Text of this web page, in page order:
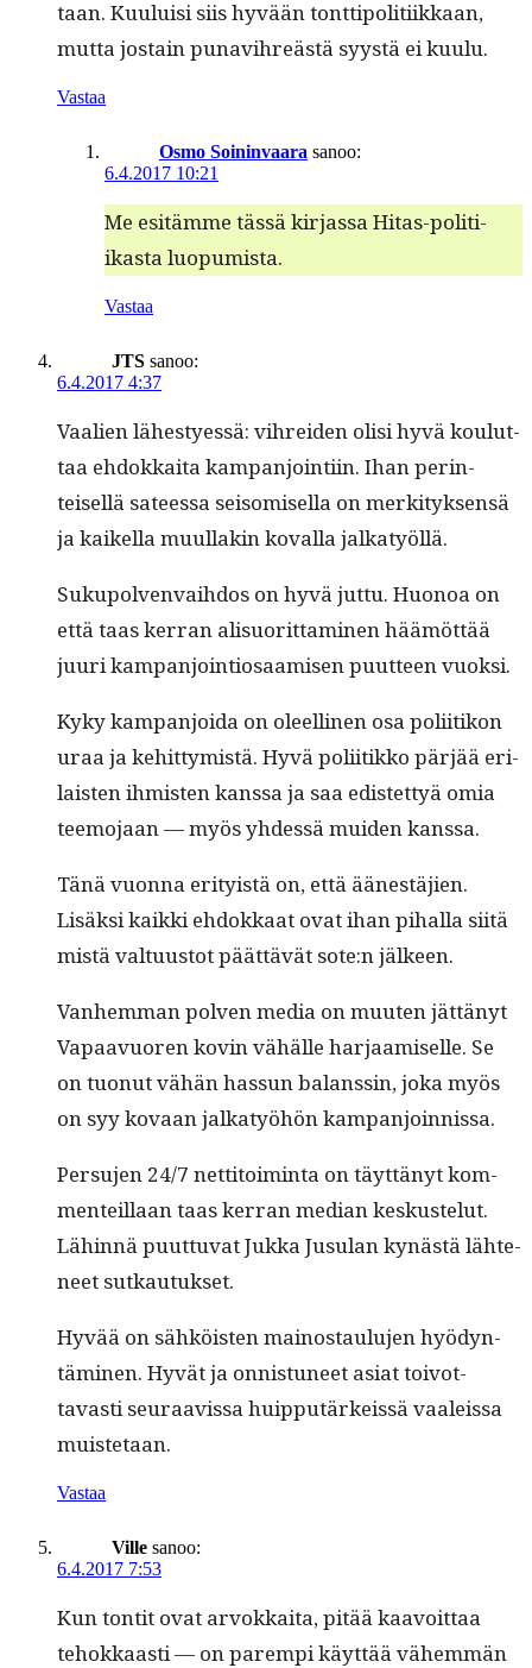
taan. Kuu­luisi siis hyvään tont­tipoli­ti­ikkaan,
mut­ta jostain punav­ihreästä syys­tä ei kuulu.
Vastaa
Osmo Soininvaara sanoo:
6.4.2017 10:21
Me esitämme tässä kir­jas­sa Hitas-poli­ti­
ikas­ta luopumista.
Vastaa
JTS sanoo:
6.4.2017 4:37
Vaalien läh­estyessä: vihrei­den olisi hyvä koulut­
taa ehdokkai­ta kam­pan­join­ti­in. Ihan per­in­
teisel­lä sateessa sei­somisel­la on merk­i­tyk­sen­sä
ja kaikel­la muul­lakin koval­la jalkatyöllä.
Sukupol­ven­vai­h­dos on hyvä jut­tu. Huonoa on
että taas ker­ran alisuorit­ta­mi­nen häämöt­tää
juuri kam­pan­join­tiosaamisen puut­teen vuoksi.
Kyky kam­pan­joi­da on oleelli­nen osa poli­itikon
uraa ja kehit­tymistä. Hyvä poli­itikko pär­jää eri­
lais­ten ihmis­ten kanssa ja saa edis­tet­tyä omia
teemo­jaan — myös yhdessä muiden kanssa.
Tänä vuon­na eri­ty­istä on, että äänestäjien.
Lisäk­si kaik­ki ehdokkaat ovat ihan pihal­la siitä
mis­tä val­tu­us­tot päät­tävät sote:n jälkeen.
Van­hem­man pol­ven media on muuten jät­tänyt
Vapaavuoren kovin vähälle har­jaamiselle. Se
on tuonut vähän has­sun bal­anssin, joka myös
on syy kovaan jalkatyöhön kampanjoinnissa.
Per­su­jen 24/7 net­ti­toim­inta on täyt­tänyt kom­
menteil­laan taas ker­ran medi­an keskuste­lut.
Lähin­nä puut­tuvat Juk­ka Jusu­lan kynästä läht­e­
neet sutkautukset.
Hyvää on sähköis­ten main­os­taulu­jen hyö­dyn­
tämi­nen. Hyvät ja onnis­tuneet asi­at toiv­ot­
tavasti seu­raavis­sa huip­putärkeis­sä vaaleis­sa
muistetaan.
Vastaa
Ville sanoo:
6.4.2017 7:53
Kun ton­tit ovat arvokkai­ta, pitää kaavoit­taa
tehokkaasti — on parem­pi käyt­tää vähem­män